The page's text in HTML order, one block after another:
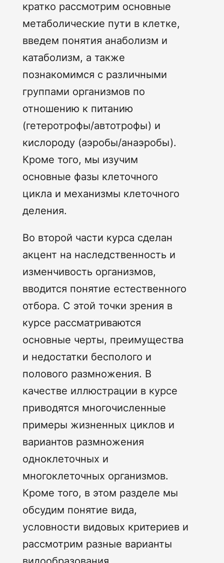
кратко рассмотрим основные
метаболические пути в клетке,
введем понятия анаболизм и
катаболизм, а также
познакомимся с различными
группами организмов по
отношению к питанию
(гетеротрофы/автотрофы) и
кислороду (аэробы/анаэробы).
Кроме того, мы изучим
основные фазы клеточного
цикла и механизмы клеточного
деления.
Во второй части курса сделан
акцент на наследственность и
изменчивость организмов,
вводится понятие естественного
отбора. С этой точки зрения в
курсе рассматриваются
основные черты, преимущества
и недостатки бесполого и
полового размножения. В
качестве иллюстрации в курсе
приводятся многочисленные
примеры жизненных циклов и
вариантов размножения
одноклеточных и
многоклеточных организмов.
Кроме того, в этом разделе мы
обсудим понятие вида,
условности видовых критериев и
рассмотрим разные варианты